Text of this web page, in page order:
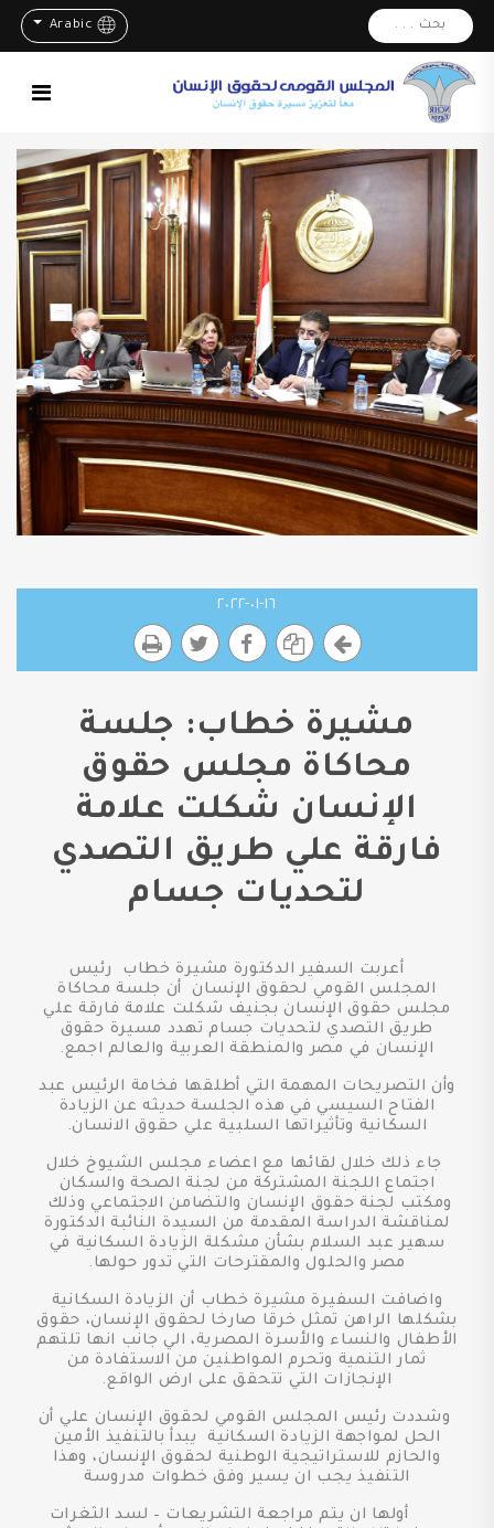
بحث . . . Arabic
١٦-٠١-٢٠٢٢
مشيرة خطاب: جلسة
محاكاة مجلس حقوق
الإنسان شكلت علامة
فارقة علي طريق التصدي
لتحديات جسام
أعربت السفير الدكتورة مشيرة خطاب رئيس
المجلس القومي لحقوق الإنسان أن جلسة محاكاة
مجلس حقوق الإنسان بجنيف شكلت علامة فارقة علي
طريق التصدي لتحديات جسام تهدد مسيرة حقوق
الإنسان في مصر والمنطقة العربية والعالم اجمع.
وأن التصريحات المهمة التي أطلقها فخامة الرئيس عبد
الفتاح السيسي في هذه الجلسة حديثه عن الزيادة
السكانية وتأثيراتها السلبية علي حقوق الانسان.
جاء ذلك خلال لقائها مع اعضاء مجلس الشيوخ خلال
اجتماع اللجنة المشتركة من لجنة الصحة والسكان
ومكتب لجنة حقوق الإنسان والتضامن الاجتماعي وذلك
لمناقشة الدراسة المقدمة من السيدة النائبة الدكتورة
سهير عبد السلام بشأن مشكلة الزيادة السكانية في
مصر والحلول والمقترحات التي تدور حولها.
واضافت السفيرة مشيرة خطاب أن الزيادة السكانية
بشكلها الراهن تمثل خرقا صارخا لحقوق الإنسان، حقوق
الأطفال والنساء والأسرة المصرية، الي جانب انها تلتهم
ثمار التنمية وتحرم المواطنين من الاستفادة من
الإنجازات التي تتحقق على ارض الواقع.
وشددت رئيس المجلس القومي لحقوق الإنسان علي أن
الحل لمواجهة الزيادة السكانية يبدأ بالتنفيذ الأمين
والحازم للاستراتيجية الوطنية لحقوق الإنسان، وهذا
التنفيذ يجب ان يسير وفق خطوات مدروسة
أولها ان يتم مراجعة التشريعات – لسد الثغرات